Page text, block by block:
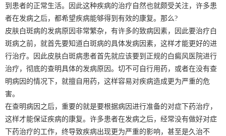
到患者的正常生活。因此这种疾病的治疗自然也就颇受关注，许多患
者在发病之后，都希望疾病能够得到有效的康复。那么?
皮肤白斑病的发病原因非常繁杂，有许多的致病因素，因此要治疗白
斑病之前，就首先要知道白斑病的具体发病因素，这样才能更好的进
行治疗。因此皮肤白斑病患者首先就应该要到正规的白癜风医院进行
治疗，彻底的查明具体的发病原因。切不可自行用药，或者在没有查
明病因的情况下，就擅自用药，这样容易对疾病造成更为严重的危
害。
在查明病因之后，重要的就是要根据病因进行准备的对症下药治疗，
这样才能保证疾病的康复。许多患者在发病之后，经常没有做好对症
下药治疗的工作，终导致疾病出现更为严重的影响，甚至是久治不